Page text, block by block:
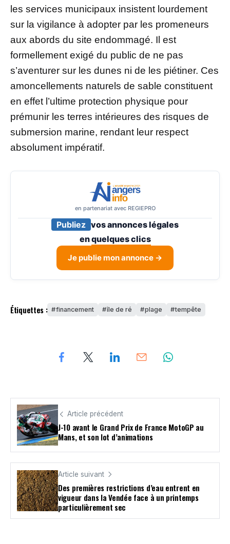
les services municipaux insistent lourdement
sur la vigilance à adopter par les promeneurs
aux abords du site endommagé. Il est
formellement exigé du public de ne pas
s’aventurer sur les dunes ni de les piétiner. Ces
amoncellements naturels de sable constituent
en effet l’ultime protection physique pour
prémunir les terres intérieures des risques de
submersion marine, rendant leur respect
absolument impératif.
en partenariat avec REGIEPRO
Publiez vos annonces légales
enquelques clics
Je publie mon annonce →
Étiquettes : financement île de ré plage tempête
Article précédent
J-10 avant le Grand Prix de France MotoGP au
Mans, et son lot d’animations
Article suivant
Des premières restrictions d’eau entrent en
vigueur dans la Vendée face à un printemps
particulièrement sec